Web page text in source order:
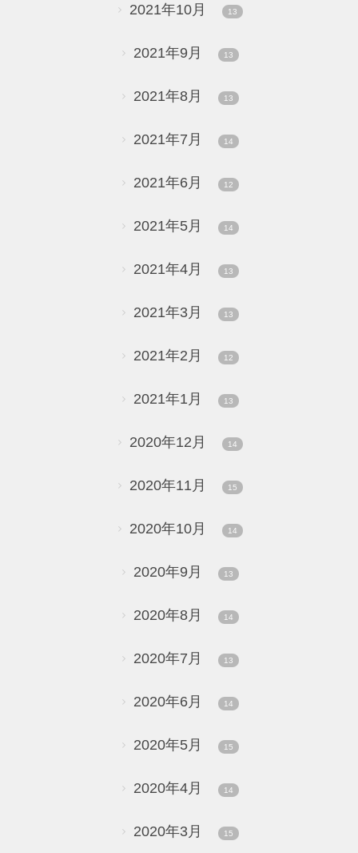
2021年10月 13
2021年9月 13
2021年8月 13
2021年7月 14
2021年6月 12
2021年5月 14
2021年4月 13
2021年3月 13
2021年2月 12
2021年1月 13
2020年12月 14
2020年11月 15
2020年10月 14
2020年9月 13
2020年8月 14
2020年7月 13
2020年6月 14
2020年5月 15
2020年4月 14
2020年3月 15